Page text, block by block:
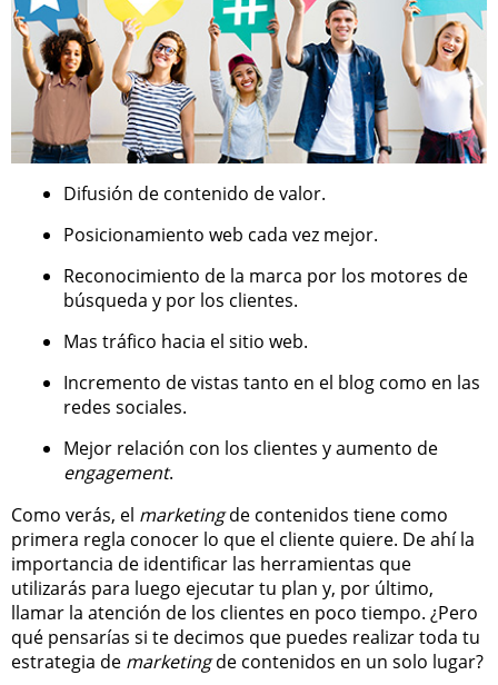
Difusión de contenido de valor.
Posicionamiento web cada vez mejor.
Reconocimiento de la marca por los motores de
búsqueda y por los clientes.
Mas tráfico hacia el sitio web.
Incremento de vistas tanto en el blog como en las
redes sociales.
Mejor relación con los clientes y aumento de
engagement.
Como verás, el marketingde contenidos tiene como
primera regla conocer lo que el cliente quiere. De ahí la
importancia de identificar las herramientas que
utilizarás para luego ejecutar tu plan y, por último,
llamar la atención de los clientes en poco tiempo. ¿Pero
qué pensarías si te decimos que puedes realizar toda tu
estrategia de marketingde contenidos en un solo lugar?